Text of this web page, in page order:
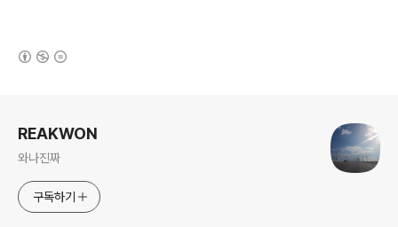
REAKWON
와나진짜
구독하기